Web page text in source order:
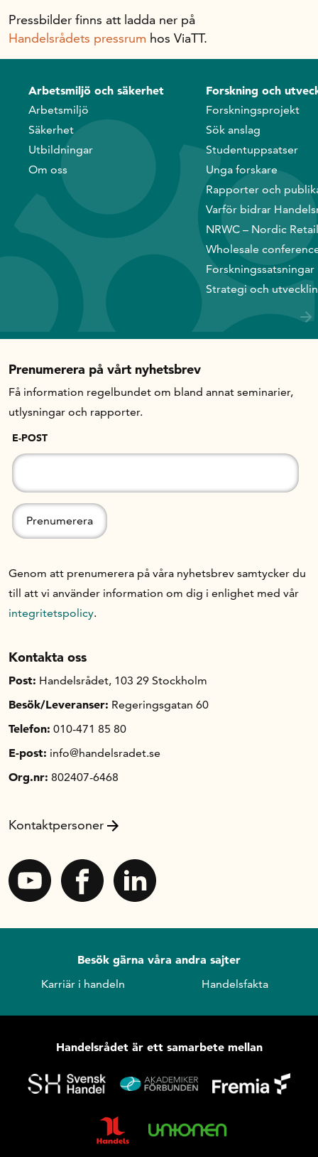
Pressbilder finns att ladda ner på
Handelsrådets pressrum hos ViaTT.
Arbetsmiljö och säkerhet
Arbetsmiljö
Säkerhet
Utbildningar
Om oss
Forskning och
Forskningsprojekt
Sök anslag
Studentuppsatser
Unga forskare
Rapporter och
Varför bidrar
NRWC – Nordic
Wholesale
Forskningssatsningar
Strategi och
Prenumerera på vårt nyhetsbrev
Få information regelbundet om bland annat seminarier,
utlysningar och rapporter.
E-POST
Genom att prenumerera på våra nyhetsbrev samtycker du
till att vi använder information om dig i enlighet med vår
integritetspolicy.
Kontakta oss
Post: Handelsrådet, 103 29 Stockholm
Besök/Leveranser: Regeringsgatan 60
Telefon: 010-471 85 80
E-post: info@handelsradet.se
Org.nr: 802407-6468
Kontaktpersoner
Besök gärna våra andra sajter
Karriär i handeln Handelsfakta
Handelsrådet är ett samarbete mellan